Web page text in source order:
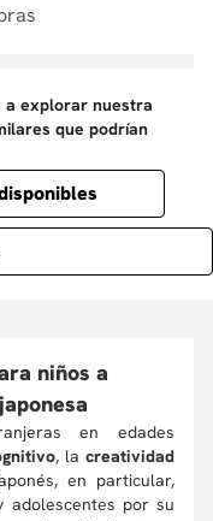
a explorar nuestra
que podrían
niños a
en edades
, lacreatividad
en particular,
adolescentes por su